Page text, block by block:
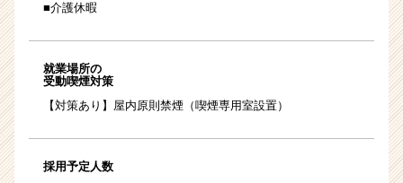
■介護休暇
就業場所の
受動喫煙対策
【対策あり】屋内原則禁煙（喫煙専用室設置）
採用予定人数